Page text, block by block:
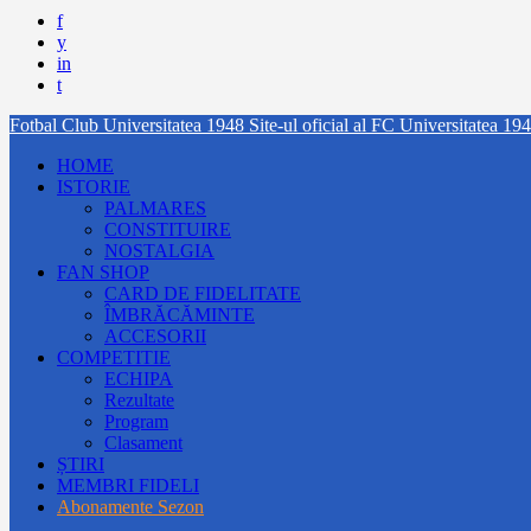
f
y
in
t
Fotbal Club Universitatea 1948 Site-ul oficial al FC Universitatea
HOME
ISTORIE
PALMARES
CONSTITUIRE
NOSTALGIA
FAN SHOP
CARD DE FIDELITATE
ÎMBRĂCĂMINTE
ACCESORII
COMPETITIE
ECHIPA
Rezultate
Program
Clasament
ȘTIRI
MEMBRI FIDELI
Abonamente Sezon